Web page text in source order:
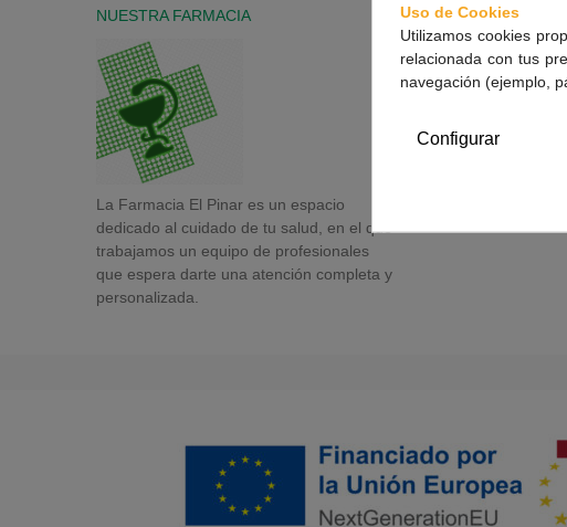
NUESTRA FARMACIA
La Farmacia El Pinar es un espacio
dedicado al cuidado de tu salud, en el que
trabajamos un equipo de profesionales
que espera darte una atención completa y
personalizada.
CONTACTO
Uso de Cookies
Utilizamos cookies
relacionada con tus
navegación (ejemplo,
Configurar